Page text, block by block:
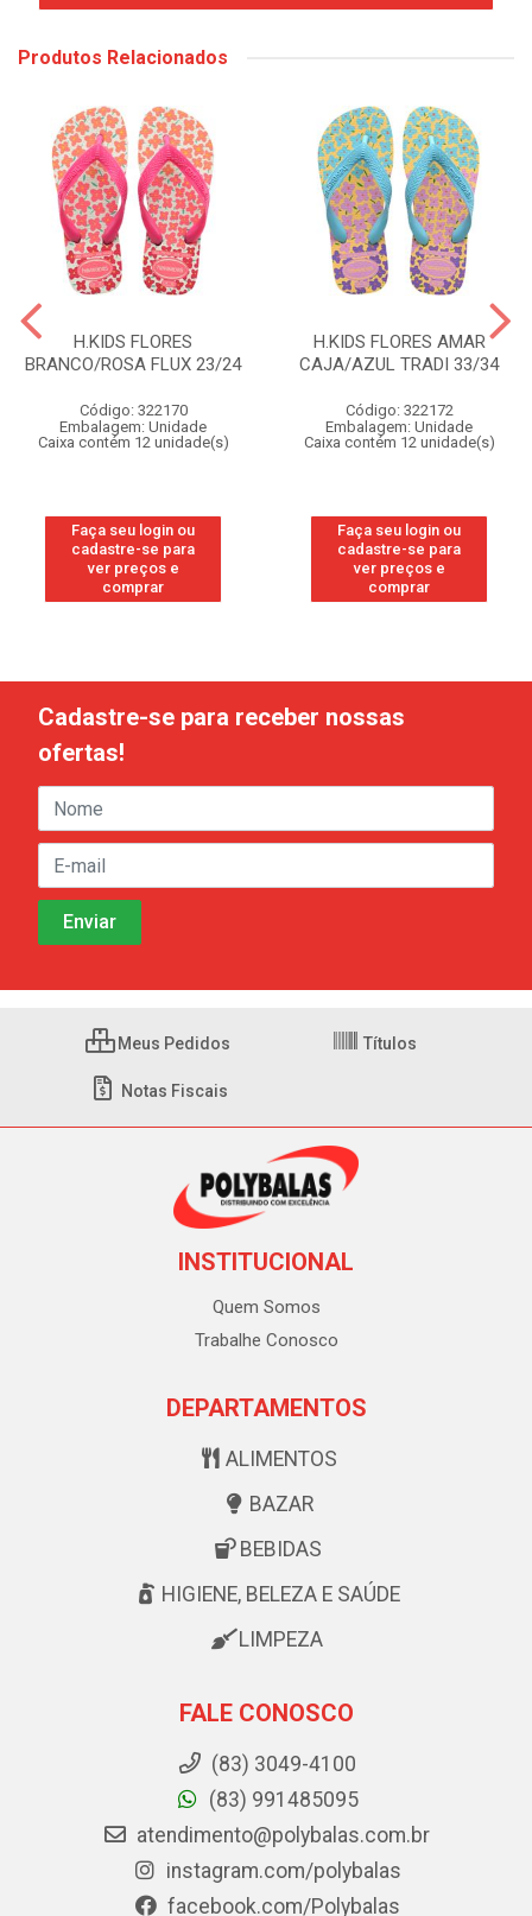
Produtos Relacionados
H.KIDS FLORES
BRANCO/ROSA FLUX 23/24
Código: 322170
Embalagem: Unidade
Caixa contém 12 unidade(s)
Faça seu login ou
cadastre-se para
ver preços e
comprar
H.KIDS FLORES AMAR
CAJA/AZUL TRADI 33/34
Código: 322172
Embalagem: Unidade
Caixa contém 12 unidade(s)
Faça seu login ou
cadastre-se para
ver preços e
comprar
Cadastre-se para receber nossas
ofertas!
Meus Pedidos Títulos
Notas Fiscais
INSTITUCIONAL
Quem Somos
Trabalhe Conosco
DEPARTAMENTOS
ALIMENTOS
BAZAR
BEBIDAS
HIGIENE, BELEZA E SAÚDE
LIMPEZA
FALE CONOSCO
(83) 3049-4100
(83) 991485095
atendimento@polybalas.com.br
instagram.com/polybalas
facebook.com/Polybalas